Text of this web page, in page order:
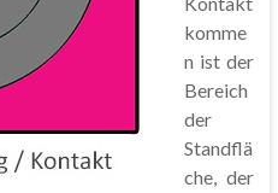
komme
n ist der
Bereich
der
Standflä
che, der